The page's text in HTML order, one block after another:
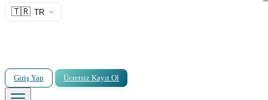
🇹🇷 TR
Giriş Yap Ücretsiz Kayıt Ol